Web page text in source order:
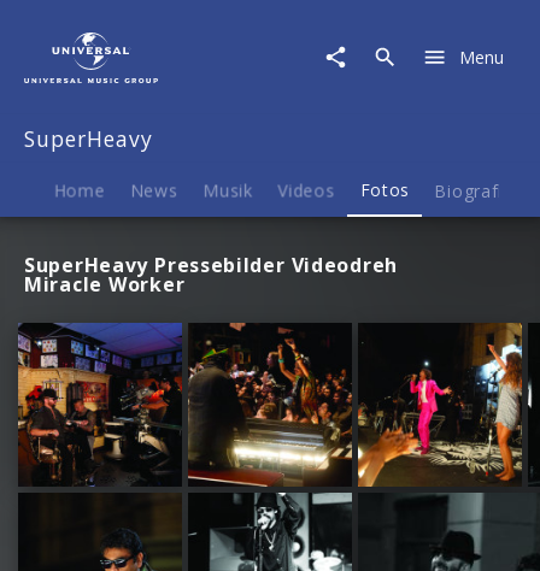
Menu
SuperHeavy
Home News Musik Videos Fotos Biografie
SuperHeavy Pressebilder Videodreh
Miracle Worker